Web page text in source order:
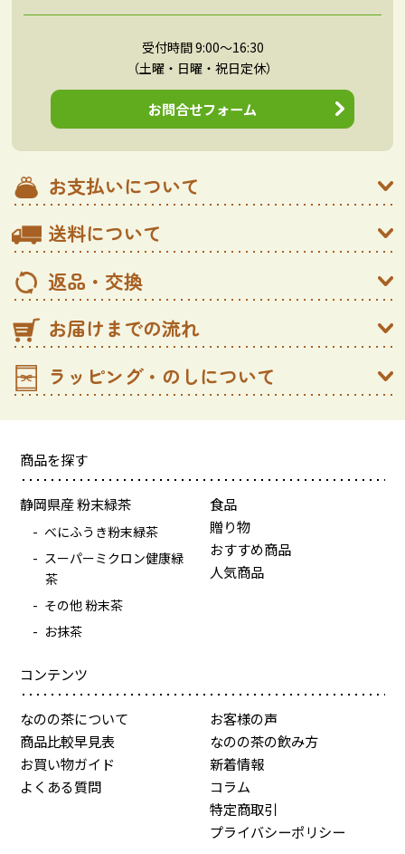
受付時間 9:00～16:30
（土曜・日曜・祝日定休）
お問合せフォーム
お支払いについて
送料について
返品・交換
お届けまでの流れ
ラッピング・のしについて
商品を探す
静岡県産 粉末緑茶
べにふうき粉末緑茶
スーパーミクロン健康緑
茶
その他 粉末茶
お抹茶
食品
贈り物
おすすめ商品
人気商品
コンテンツ
なのの茶について
商品比較早見表
お買い物ガイド
よくある質問
お客様の声
なのの茶の飲み方
新着情報
コラム
特定商取引
プライバシーポリシー